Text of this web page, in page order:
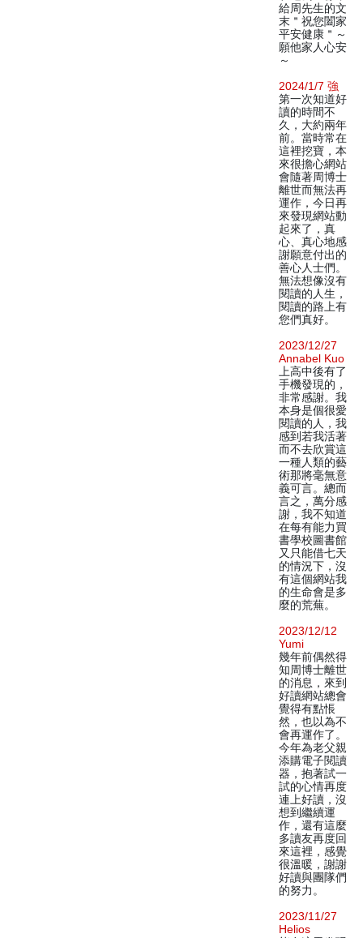
給周先生的文
末＂祝您闔家
平安健康＂～
願他家人心安
～
2024/1/7 強
第一次知道好
讀的時間不
久，大約兩年
前。當時常在
這裡挖寶，本
來很擔心網站
會隨著周博士
離世而無法再
運作，今日再
來發現網站動
起來了，真
心、真心地感
謝願意付出的
善心人士們。
無法想像沒有
閱讀的人生，
閱讀的路上有
您們真好。
2023/12/27
Annabel Kuo
上高中後有了
手機發現的，
非常感謝。我
本身是個很愛
閱讀的人，我
感到若我活著
而不去欣賞這
一種人類的藝
術那將毫無意
義可言。總而
言之，萬分感
謝，我不知道
在每有能力買
書學校圖書館
又只能借七天
的情況下，沒
有這個網站我
的生命會是多
麼的荒蕪。
2023/12/12
Yumi
幾年前偶然得
知周博士離世
的消息，來到
好讀網站總會
覺得有點悵
然，也以為不
會再運作了。
今年為老父親
添購電子閱讀
器，抱著試一
試的心情再度
連上好讀，沒
想到繼續運
作，還有這麼
多讀友再度回
來這裡，感覺
很溫暖，謝謝
好讀與團隊們
的努力。
2023/11/27
Helios